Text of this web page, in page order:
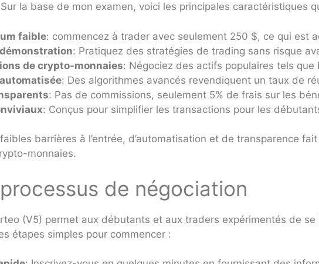
la base de mon examen, voici les principales caractéristiques
faible: commencez à trader avec seulement 250 $, ce qui est
: Pratiquez des stratégies de trading sans risque
de crypto-monnaies: Négociez des actifs populaires tels que
: Des algorithmes avancés revendiquent un taux de
: Pas de commissions, seulement 5% de frais sur les
: Conçus pour simplifier les transactions pour les
barrières à l’entrée, d’automatisation et de transparence
monnaies.
de négociation
(V5) permet aux débutants et aux traders expérimentés de
étapes simples pour commencer :